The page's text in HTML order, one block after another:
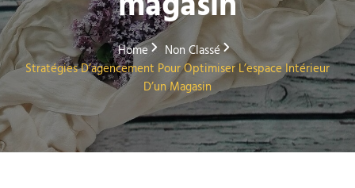
Home
Non Classé
Stratégies D’agencement Pour Optimiser L’espace Intérieur
D’un Magasin